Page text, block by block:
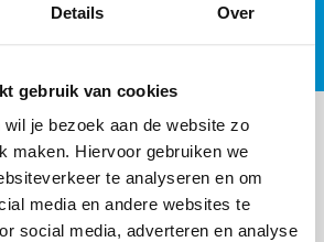
Details Over
gebruik van cookies
je bezoek aan de website zo
maken. Hiervoor gebruiken we
te analyseren en om
media en andere websites te
social media, adverteren en analyse
ofneem contact op